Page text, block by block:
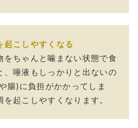
起こしやすくなる
をちゃんと噛まない状態で食
、唾液もしっかりと出ないの
腸)に負担がかかってしま
起こしやすくなります。